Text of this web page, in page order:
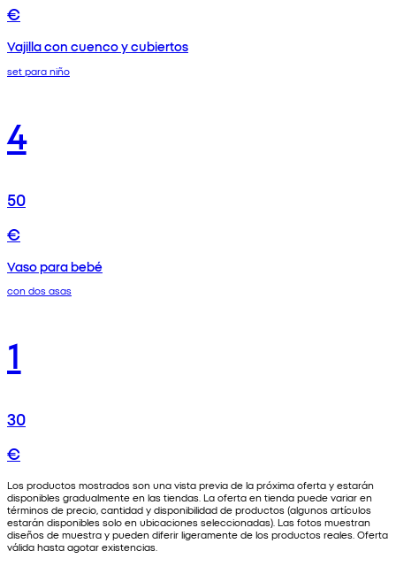
€
Vajilla con cuenco y cubiertos
set para niño
4
50
€
Vaso para bebé
con dos asas
1
30
€
Los productos mostrados son una vista previa de la próxima oferta y estarán
disponibles gradualmente en las tiendas. La oferta en tienda puede variar en
términos de precio, cantidad y disponibilidad de productos (algunos artículos
estarán disponibles solo en ubicaciones seleccionadas). Las fotos muestran
diseños de muestra y pueden diferir ligeramente de los productos reales. Oferta
válida hasta agotar existencias.